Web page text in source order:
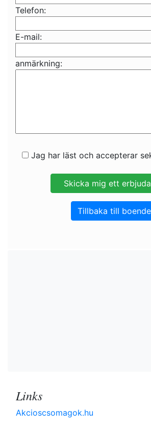
Telefon:
E-mail:
anmärkning:
Jag har läst och accepterar
Tillbaka till boende
Links
Akcioscsomagok.hu